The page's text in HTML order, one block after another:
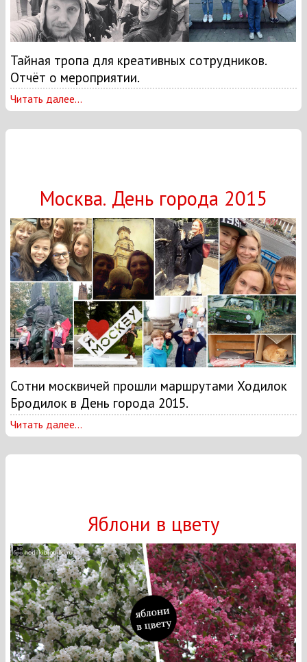
Тайная тропа для креативных сотрудников.
Отчёт о мероприятии.
Читать далее...
Москва. День города 2015
Сотни москвичей прошли маршрутами Ходилок
Бродилок в День города 2015.
Читать далее...
Яблони в цвету